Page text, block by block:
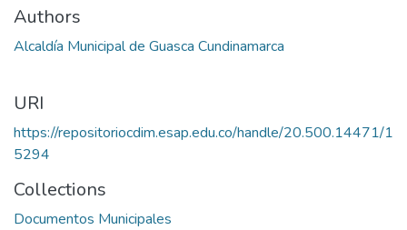
Authors
Alcaldía Municipal de Guasca Cundinamarca
URI
https://repositoriocdim.esap.edu.co/handle/20.500.14471/1
5294
Collections
Documentos Municipales